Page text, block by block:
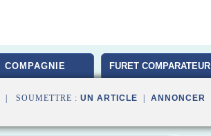
COMPAGNIE FURET COMPARATEUR
| SOUMETTRE : UN ARTICLE ANNONCER